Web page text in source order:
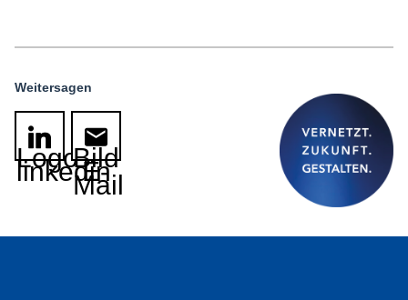
Weitersagen
Logo
linkedin
Bild
E-
Mail